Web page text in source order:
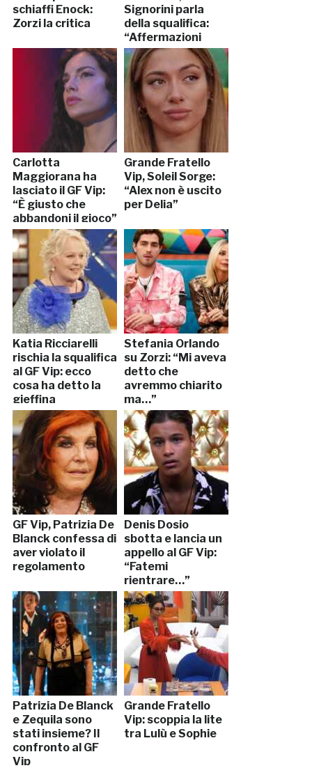
schiaffi Enock:
Zorzi la critica
Signorini parla
della squalifica:
“Affermazioni
gravi”
Carlotta
Maggiorana ha
lasciato il GF Vip:
“È giusto che
abbandoni il gioco”
Grande Fratello
Vip, Soleil Sorge:
“Alex non è uscito
per Delia”
Katia Ricciarelli
rischia la squalifica
al GF Vip: ecco
cosa ha detto la
gieffina
Stefania Orlando
su Zorzi: “Mi aveva
detto che
avremmo chiarito
ma…”
GF Vip, Patrizia De
Blanck confessa di
aver violato il
regolamento
Denis Dosio
sbotta e lancia un
appello al GF Vip:
“Fatemi
rientrare…”
Patrizia De Blanck
e Zequila sono
stati insieme? Il
confronto al GF
Vip
Grande Fratello
Vip: scoppia la lite
tra Lulù e Sophie